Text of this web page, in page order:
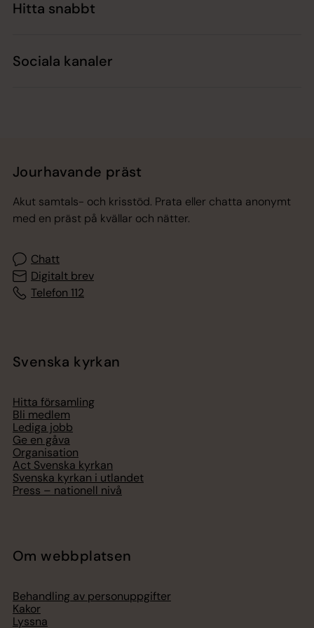
Hitta snabbt
Sociala kanaler
Jourhavande präst
Akut samtals- och krisstöd. Prata eller chatta anonymt
med en präst på kvällar och nätter.
Chatt
Digitalt brev
Telefon 112
Svenska kyrkan
Hitta församling
Bli medlem
Lediga jobb
Ge en gåva
Organisation
Act Svenska kyrkan
Svenska kyrkan i utlandet
Press – nationell nivå
Om webbplatsen
Behandling av personuppgifter
Kakor
Lyssna